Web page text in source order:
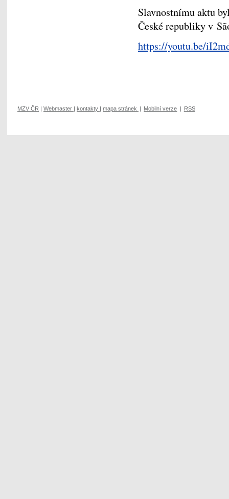
Slavnostnímu aktu
České republiky v
https://youtu.be/
MZV ČR | Webmaster | kontakty | mapa stránek | Mobilní verze | RSS